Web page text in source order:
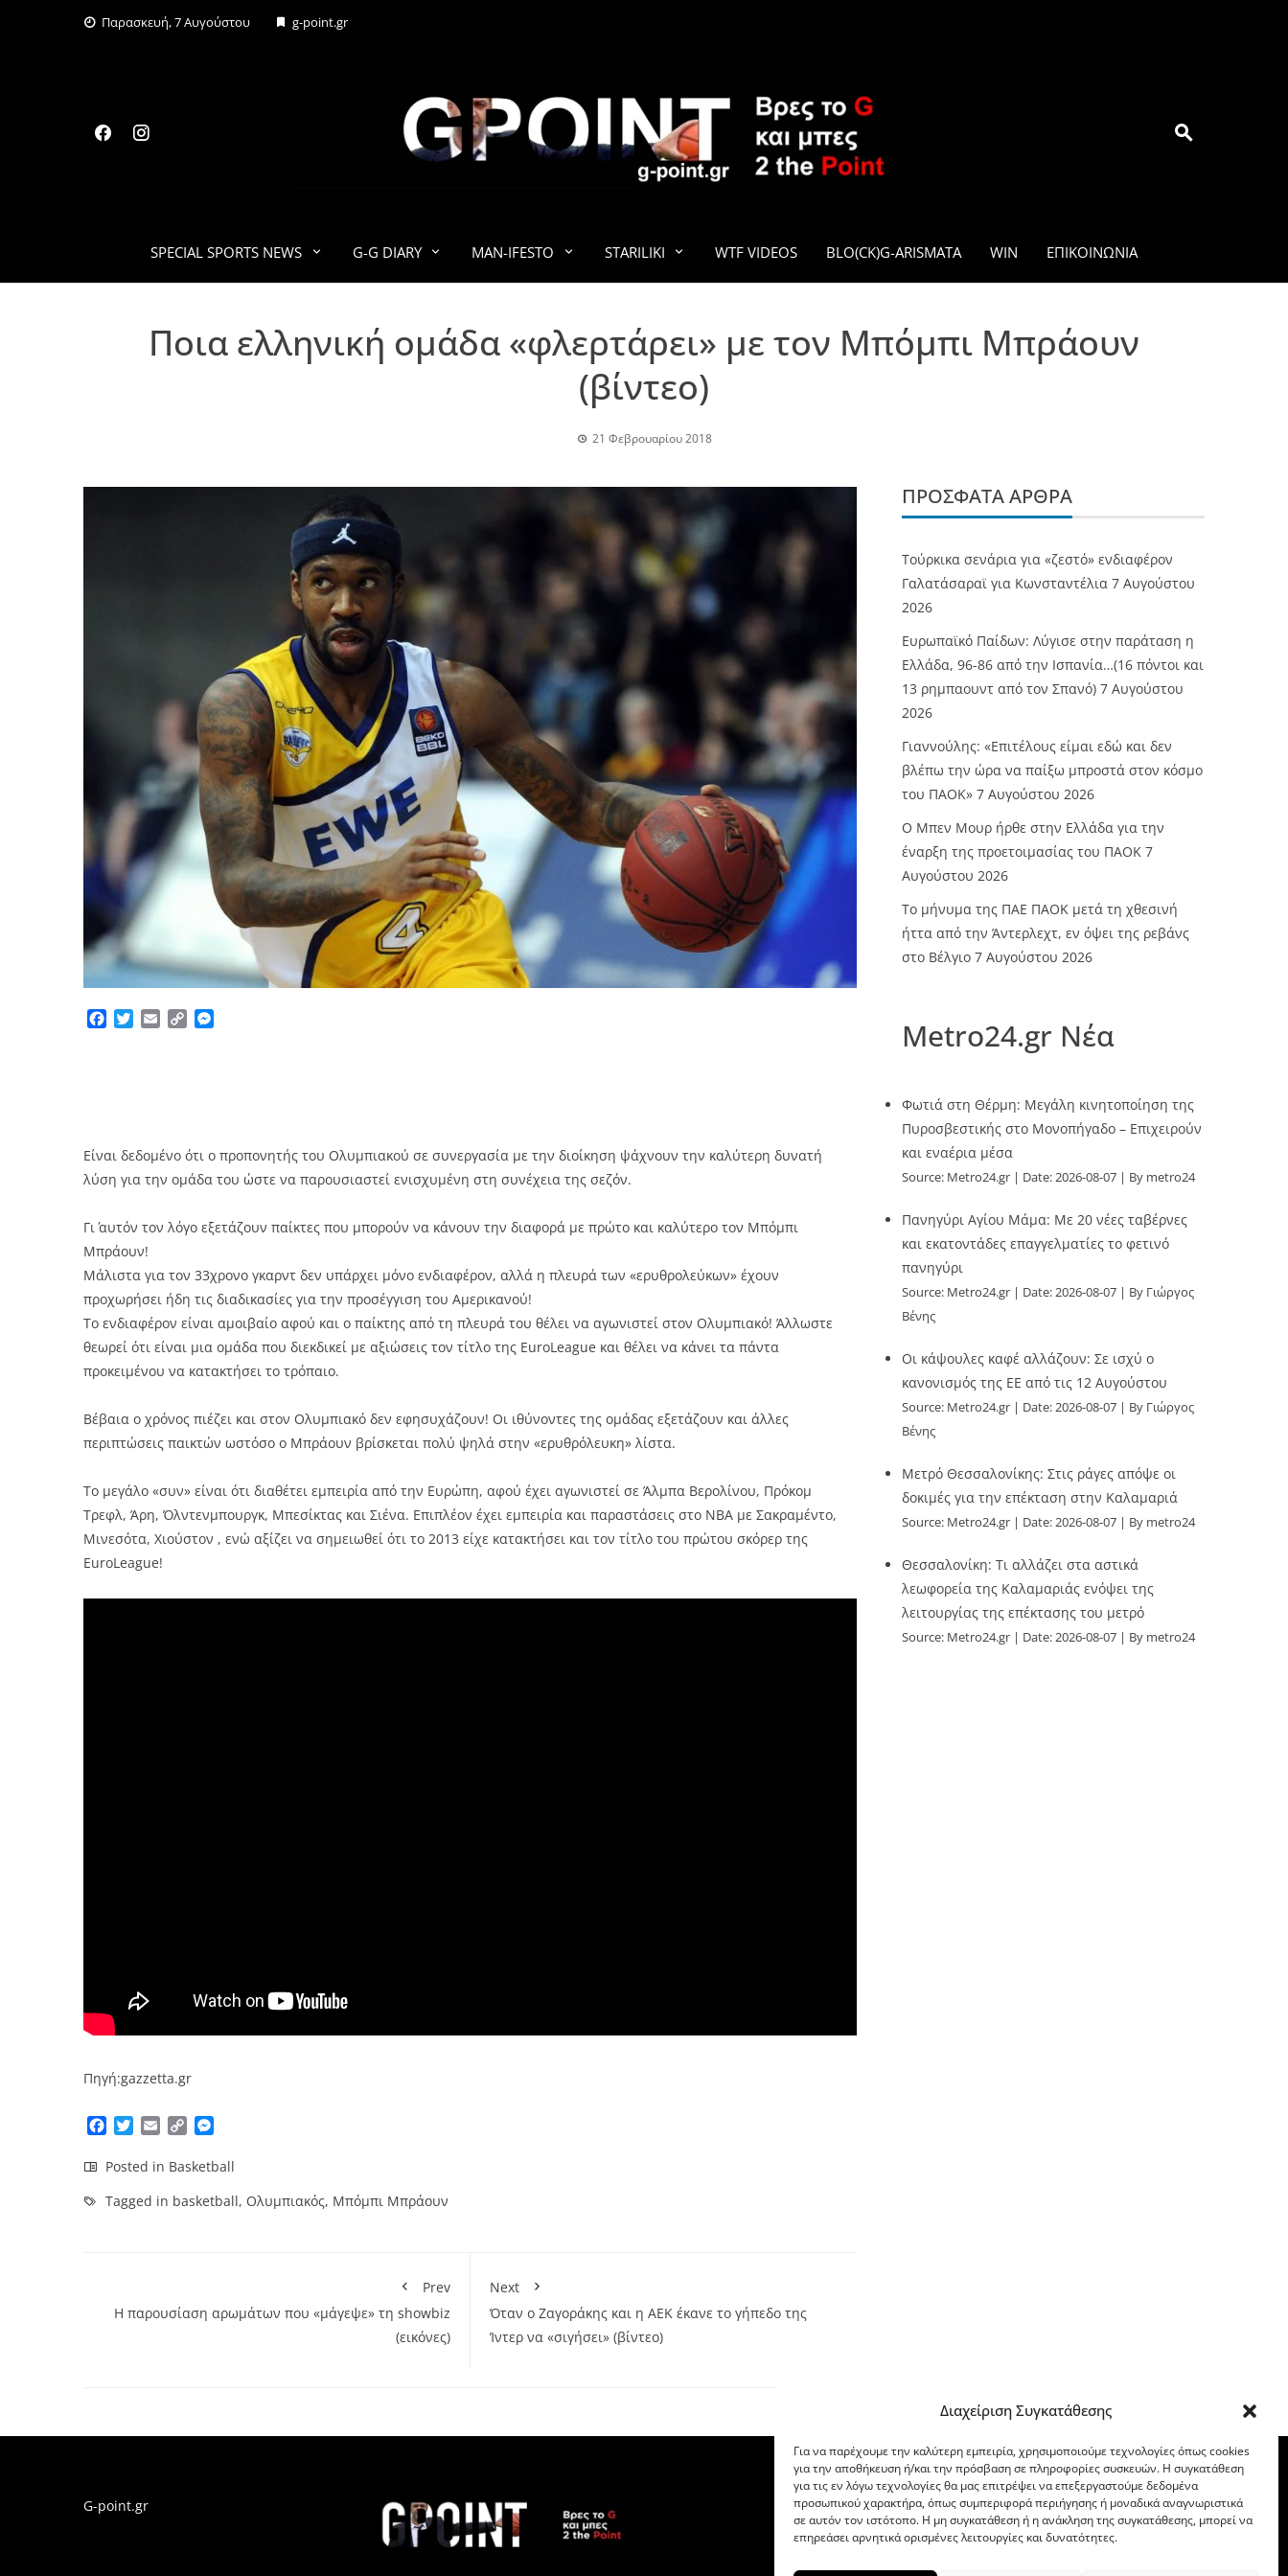
Διαχείριση Συγκατάθεσης
Για να παρέχουμε την καλύτερη εμπειρία, χρησιμοποιούμε τεχνολογίες όπως cookies
για την αποθήκευση ή/και την πρόσβαση σε πληροφορίες συσκευών. Η συγκατάθεση
για τις εν λόγω τεχνολογίες θα μας επιτρέψει να επεξεργαστούμε δεδομένα
προσωπικού χαρακτήρα, όπως συμπεριφορά περιήγησης ή μοναδικά αναγνωριστικά
σε αυτόν τον ιστότοπο. Η μη συγκατάθεση ή η ανάκληση της συγκατάθεσης, μπορεί να
επηρεάσει αρνητικά ορισμένες λειτουργίες και δυνατότητες.
Παρασκευή, 7 Αυγούστου g-point.gr
G-POINT.GR
SPECIAL SPORTS NEWS G-G DIARY MAN-IFESTO STARILIKI WTF VIDEOS BLO(CK)G-ARISMATA WIN ΕΠΙΚΟΙΝΩΝΊΑ
Ποια ελληνική ομάδα «φλερτάρει» με τον Μπόμπι Μπράουν
(βίντεο)
21 Φεβρουαρίου 2018
Facebook
TwitterEmailCopy
Είναι δεδομένο ότι ο προπονητής του Ολυμπιακού σε συνεργασία με την διοίκηση ψάχνουν την καλύτερη δυνατή
λύση για την ομάδα του ώστε να παρουσιαστεί ενισχυμένη στη συνέχεια της σεζόν.
Γι΄ αυτόν τον λόγο εξετάζουν παίκτες που μπορούν να κάνουν την διαφορά με πρώτο και καλύτερο τον Μπόμπι
Μπράουν!
Μάλιστα για τον 33χρονο γκαρντ δεν υπάρχει μόνο ενδιαφέρον, αλλά η πλευρά των «ερυθρολεύκων» έχουν
προχωρήσει ήδη τις διαδικασίες για την προσέγγιση του Αμερικανού!
Το ενδιαφέρον είναι αμοιβαίο αφού και ο παίκτης από τη πλευρά του θέλει να αγωνιστεί στον Ολυμπιακό! Άλλωστε
θεωρεί ότι είναι μια ομάδα που διεκδικεί με αξιώσεις τον τίτλο της EuroLeague και θέλει να κάνει τα πάντα
προκειμένου να κατακτήσει το τρόπαιο.
Βέβαια ο χρόνος πιέζει και στον Ολυμπιακό δεν εφησυχάζουν! Οι ιθύνοντες της ομάδας εξετάζουν και άλλες
περιπτώσεις παικτών ωστόσο ο Μπράουν βρίσκεται πολύ ψηλά στην «ερυθρόλευκη» λίστα.
Το μεγάλο «συν» είναι ότι διαθέτει εμπειρία από την Ευρώπη, αφού έχει αγωνιστεί σε Άλμπα Βερολίνου, Πρόκομ
Τρεφλ, Άρη, Όλντενμπουργκ, Μπεσίκτας και Σιένα. Επιπλέον έχει εμπειρία και παραστάσεις στο ΝΒΑ με Σακραμέντο,
Μινεσότα, Χιούστον , ενώ αξίζει να σημειωθεί ότι το 2013 είχε κατακτήσει και τον τίτλο του πρώτου σκόρερ της
EuroLeague!
Πηγή:gazzetta.gr
Facebook
TwitterEmailCopy
Posted in Basketball
Tagged in basketball, Ολυμπιακός, Μπόμπι Μπράουν
Prev
Η παρουσίαση αρωμάτων που «μάγεψε» τη showbiz
(εικόνες)
Next
Όταν ο Ζαγοράκης και η ΑΕΚ έκανε το γήπεδο της
Ίντερ να «σιγήσει» (βίντεο)
ΠΡΌΣΦΑΤΑ ΆΡΘΡΑ
Τούρκικα σενάρια για «ζεστό» ενδιαφέρον
Γαλατάσαραϊ για Κωνσταντέλια 7 Αυγούστου
2026
Ευρωπαϊκό Παίδων: Λύγισε στην παράταση η
Ελλάδα, 96-86 από την Ισπανία…(16 πόντοι και
13 ρημπαουντ από τον Σπανό) 7 Αυγούστου
2026
Γιαννούλης: «Επιτέλους είμαι εδώ και δεν
βλέπω την ώρα να παίξω μπροστά στον κόσμο
του ΠΑΟΚ» 7 Αυγούστου 2026
O Mπεν Μουρ ήρθε στην Ελλάδα για την
έναρξη της προετοιμασίας του ΠΑΟΚ 7
Αυγούστου 2026
Το μήνυμα της ΠΑΕ ΠΑΟΚ μετά τη χθεσινή
ήττα από την Άντερλεχτ, εν όψει της ρεβάνς
στο Βέλγιο 7 Αυγούστου 2026
Metro24.gr Νέα
Φωτιά στη Θέρμη: Μεγάλη κινητοποίηση της
Πυροσβεστικής στο Μονοπήγαδο – Επιχειρούν
και εναέρια μέσα
Source: Metro24.gr Date: 2026-08-07 By metro24
Πανηγύρι Αγίου Μάμα: Με 20 νέες ταβέρνες
και εκατοντάδες επαγγελματίες το φετινό
πανηγύρι
Source: Metro24.gr Date: 2026-08-07
By Γιώργος
Βένης
Οι κάψουλες καφέ αλλάζουν: Σε ισχύ ο
κανονισμός της ΕΕ από τις 12 Αυγούστου
Source: Metro24.gr Date: 2026-08-07
By Γιώργος
Βένης
Μετρό Θεσσαλονίκης: Στις ράγες απόψε οι
δοκιμές για την επέκταση στην Καλαμαριά
Source: Metro24.gr Date: 2026-08-07 By metro24
Θεσσαλονίκη: Τι αλλάζει στα αστικά
λεωφορεία της Καλαμαριάς ενόψει της
λειτουργίας της επέκτασης του μετρό
Source: Metro24.gr Date: 2026-08-07 By metro24
G-point.gr